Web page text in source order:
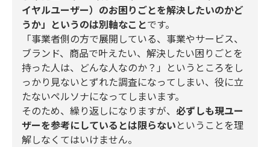
イヤルユーザー）のお困りごとを解決したいのかど
うか」というのは別軸なことです。
「事業者側の方で展開している、事業やサービス、
ブランド、商品で叶えたい、解決したい困りごとを
持った人は、どんな人なのか？」というところをし
っかり見ないとずれた調査になってしまい、役に立
たないペルソナになってしまいます。
そのため、繰り返しになりますが、 必ずしも現ユー
ザーを参考にしているとは限らないということを理
解しなくてはいけません。